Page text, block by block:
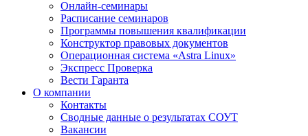
Онлайн-семинары
Расписание семинаров
Программы повышения квалификации
Конструктор правовых документов
Операционная система «Astra Linux»
Экспресс Проверка
Вести Гаранта
О компании
Контакты
Сводные данные о результатах СОУТ
Вакансии